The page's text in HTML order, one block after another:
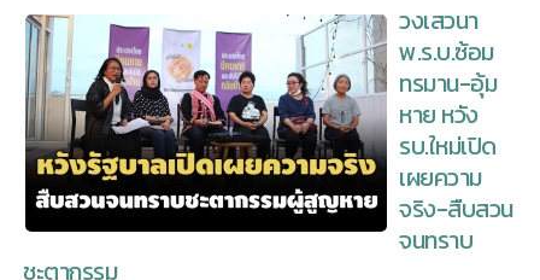
วงเสวนา
พ.ร.บ.ซ้อม
ทรมาน-อุ้ม
หาย หวัง
รบ.ใหม่เปิด
เผยความ
จริง-สืบสวน
จนทราบ
ชะตากรรม